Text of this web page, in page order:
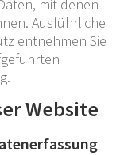
mit denen
Ausführliche
entnehmen Sie
Website